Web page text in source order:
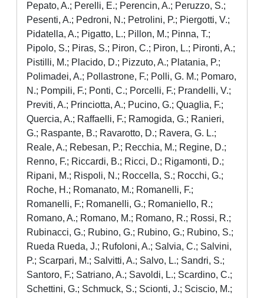
Pepato, A.; Perelli, E.; Perencin, A.; Peruzzo, S.;
Pesenti, A.; Pedroni, N.; Petrolini, P.; Piergotti, V.;
Pidatella, A.; Pigatto, L.; Pillon, M.; Pinna, T.;
Pipolo, S.; Piras, S.; Piron, C.; Piron, L.; Pironti, A.;
Pistilli, M.; Placido, D.; Pizzuto, A.; Platania, P.;
Polimadei, A.; Pollastrone, F.; Polli, G. M.; Pomaro,
N.; Pompili, F.; Ponti, C.; Porcelli, F.; Prandelli, V.;
Previti, A.; Princiotta, A.; Pucino, G.; Quaglia, F.;
Quercia, A.; Raffaelli, F.; Ramogida, G.; Ranieri,
G.; Raspante, B.; Ravarotto, D.; Ravera, G. L.;
Reale, A.; Rebesan, P.; Recchia, M.; Regine, D.;
Renno, F.; Riccardi, B.; Ricci, D.; Rigamonti, D.;
Ripani, M.; Rispoli, N.; Roccella, S.; Rocchi, G.;
Roche, H.; Romanato, M.; Romanelli, F.;
Romanelli, F.; Romanelli, G.; Romaniello, R.;
Romano, A.; Romano, M.; Romano, R.; Rossi, R.;
Rubinacci, G.; Rubino, G.; Rubino, G.; Rubino, S.;
Rueda Rueda, J.; Rufoloni, A.; Salvia, C.; Salvini,
P.; Scarpari, M.; Salvitti, A.; Salvo, L.; Sandri, S.;
Santoro, F.; Satriano, A.; Savoldi, L.; Scardino, C.;
Schettini, G.; Schmuck, S.; Scionti, J.; Sciscio, M.;